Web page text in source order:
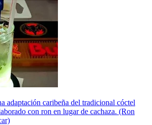
adaptación caribeña​ del tradicional cóctel
con ron en lugar de cachaza. (Ron